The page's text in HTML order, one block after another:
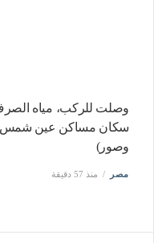
وصلت للركب، مياه
سكان مساكن عين شمس
وصور)
مصر منذ 57 دقيقة